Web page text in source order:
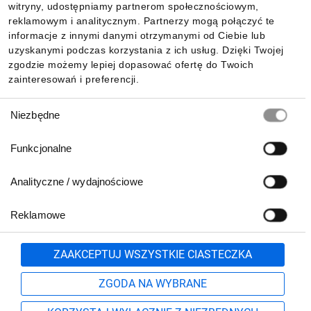
witryny, udostępniamy partnerom społecznościowym,
reklamowym i analitycznym. Partnerzy mogą połączyć te
informacje z innymi danymi otrzymanymi od Ciebie lub
uzyskanymi podczas korzystania z ich usług. Dzięki Twojej
zgodzie możemy lepiej dopasować ofertę do Twoich
zainteresowań i preferencji.
zgody
Niezbędne
Funkcjonalne
Analityczne / wydajnościowe
Reklamowe
ZAAKCEPTUJ WSZYSTKIE CIASTECZKA
ZGODA NA WYBRANE
Pobierz naszą aplikację mobilną:
801 500 700 lub
71 37 61 600
Formularz kontaktowy